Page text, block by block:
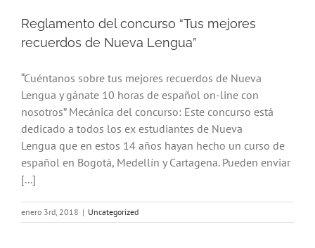
Reglamento del concurso “Tus mejores
recuerdos de Nueva Lengua”
“Cuéntanos sobre tus mejores recuerdos de Nueva
Lengua y gánate 10 horas de español on-line con
nosotros” Mecánica del concurso: Este concurso está
dedicado a todos los ex estudiantes de Nueva
Lengua que en estos 14 años hayan hecho un curso de
español en Bogotá, Medellín y Cartagena. Pueden enviar
[...]
enero 3rd, 2018 | Uncategorized